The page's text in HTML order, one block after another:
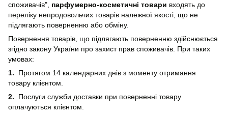
споживачів", парфумерно-косметичні товари входять до
переліку непродовольчих товарів належної якості, що не
підлягають поверненню або обміну.
Повернення товарів, що підлягають поверненню здійснюється
згідно закону України про захист прав споживачів. При таких
умовах:
1.
Протягом 14 календарних днів з моменту отримання
товару клієнтом.
2. Послуги служби доставки при поверненні товару
оплачуються клієнтом.